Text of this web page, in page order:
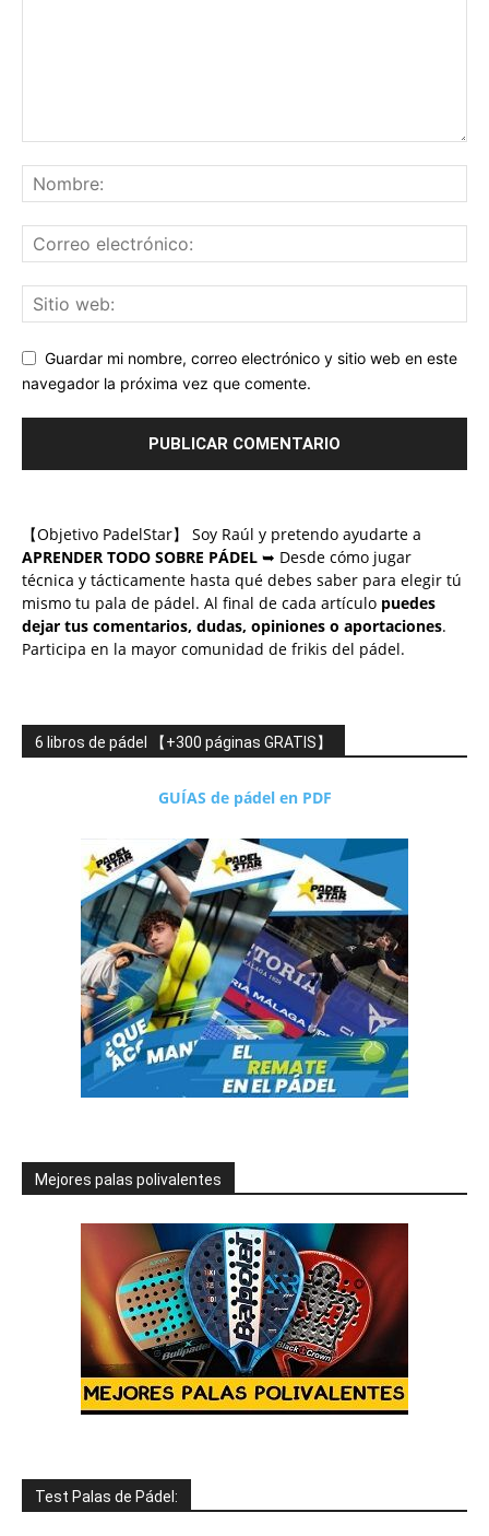
Guardar mi nombre, correo electrónico y sitio web en este
navegador la próxima vez que comente.
【Objetivo PadelStar】 Soy Raúl y pretendo ayudarte a
APRENDER TODO SOBRE PÁDEL ➥ Desde cómo jugar
técnica y tácticamente hasta qué debes saber para elegir tú
mismo tu pala de pádel. Al final de cada artículo puedes
dejar tus comentarios, dudas, opiniones o aportaciones.
Participa en la mayor comunidad de frikis del pádel.
6 libros de pádel 【+300 páginas GRATIS】
GUÍAS de pádel en PDF
Mejores palas polivalentes
Test Palas de Pádel: